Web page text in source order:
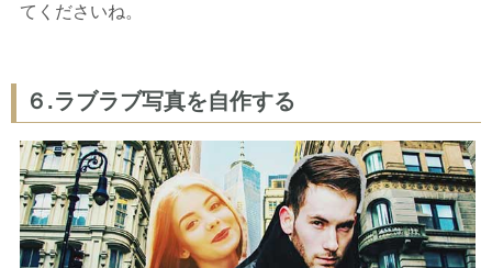
てくださいね。
６.ラブラブ写真を自作する